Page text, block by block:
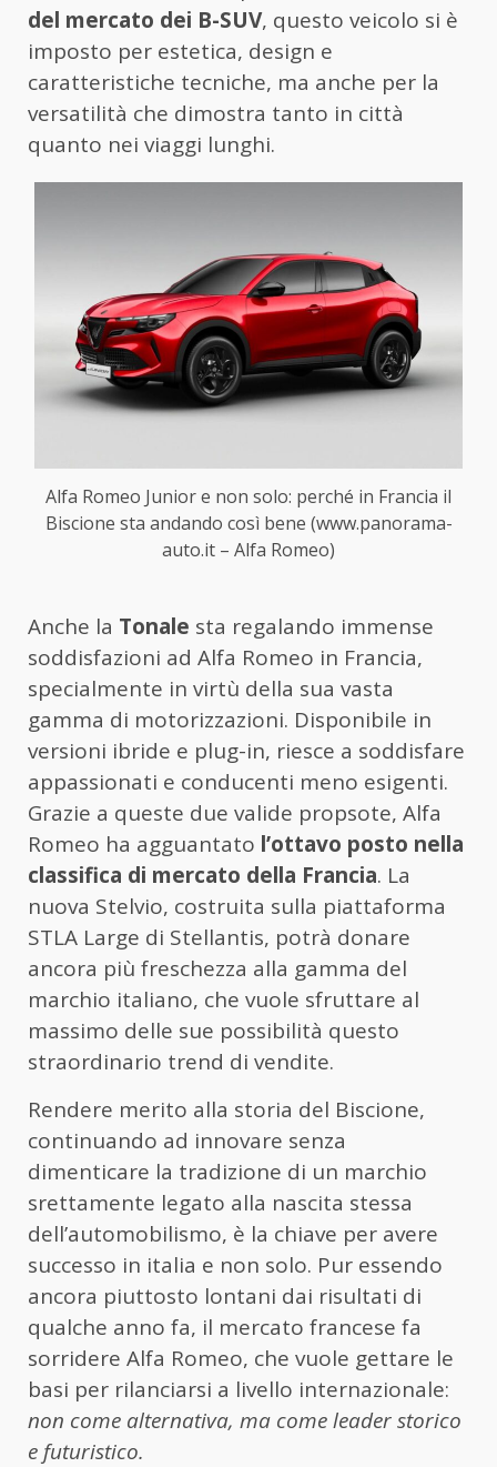
del mercato dei B-SUV, questo veicolo si è
imposto per estetica, design e
caratteristiche tecniche, ma anche per la
versatilità che dimostra tanto in città
quanto nei viaggi lunghi.
Alfa Romeo Junior e non solo: perché in Francia il
Biscione sta andando così bene (www.panorama-
auto.it – Alfa Romeo)
Anche la Tonale sta regalando immense
soddisfazioni ad Alfa Romeo in Francia,
specialmente in virtù della sua vasta
gamma di motorizzazioni. Disponibile in
versioni ibride e plug-in, riesce a soddisfare
appassionati e conducenti meno esigenti.
Grazie a queste due valide propsote, Alfa
Romeo ha agguantato l’ottavo posto nella
classifica di mercato della Francia. La
nuova Stelvio, costruita sulla piattaforma
STLA Large di Stellantis, potrà donare
ancora più freschezza alla gamma del
marchio italiano, che vuole sfruttare al
massimo delle sue possibilità questo
straordinario trend di vendite.
Rendere merito alla storia del Biscione,
continuando ad innovare senza
dimenticare la tradizione di un marchio
srettamente legato alla nascita stessa
dell’automobilismo, è la chiave per avere
successo in italia e non solo. Pur essendo
ancora piuttosto lontani dai risultati di
qualche anno fa, il mercato francese fa
sorridere Alfa Romeo, che vuole gettare le
basi per rilanciarsi a livello internazionale:
non come alternativa, ma come leader storico
e futuristico.